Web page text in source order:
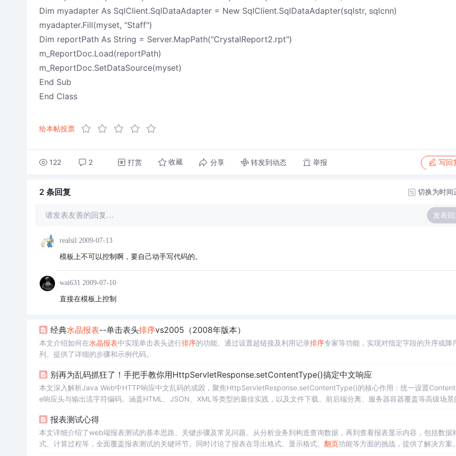
Dim myadapter As SqlClient.SqlDataAdapter = New SqlClient.SqlDataAdapter(sqlstr, sqlcnn)
myadapter.Fill(myset, "Staff")
Dim reportPath As String = Server.MapPath("CrystalReport2.rpt")
m_ReportDoc.Load(reportPath)
m_ReportDoc.SetDataSource(myset)
End Sub
End Class
给本帖投票
122 2 打赏 收藏 分享 转发到动态 举报 写回
2 条回复 切换为时间
请发表友善的回复… 发表回
realsil 2009-07-13
模板上不可以控制啊，要自己动手写代码的。
wai631 2009-07-10
直接在模板上控制
经典水晶报表--单击表头排序vs2005（2008年版本）
本文介绍如何在水晶报表中实现单击表头进行排序的功能。通过设置超链接及利用记录排序专家等功能，实现对指定字段的升序或降
列。提供了详细的步骤和示例代码。
别再为乱码抓狂了！手把手教你用HttpServletResponse.setContentType()搞定中文响应
本文深入解析Java Web中HTTP响应中文乱码的成因，聚焦HttpServletResponse.setContentType()的核心作用：统一设置
e响应头与输出流字符编码。涵盖HTML、JSON、XML等类型的最佳实践，以及文件下载、前后端分离、服务器容器覆盖等高级场景
报表测试心得
本文详细介绍了web端报表测试的基本思路、关键步骤及常见问题。从分析业务到构造查询数据，再到查看报表显示内容，包括数据
式、计算过程等，全面覆盖报表测试的关键环节。同时讨论了报表在导出格式、显示格式、 翻页功能等方面的挑战，提供了解决方案。